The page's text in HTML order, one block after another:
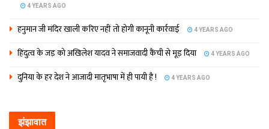
4 YEARS AGO
हनुमान जी मंदिर खाली करिए नहीं तो होगी कानूनी कार्रवाई 4 YEARS AGO
हिंदुत्व के जड़ को अखिलेश यादव ने समाजवादी कैंची से मूड़ दिया 4 YEARS AGO
दुनिया के हर देश ने आजादी मातृभाषा में ही पायी है ! 4 YEARS AGO
झंझावात